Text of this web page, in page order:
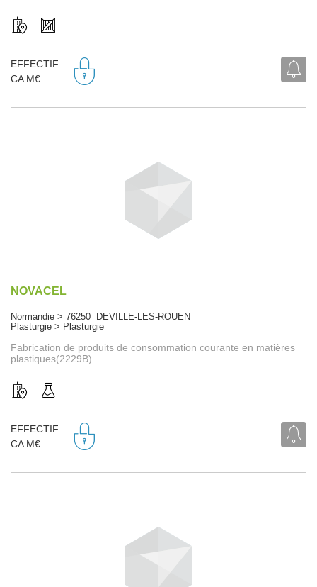
EFFECTIF
CA M€
NOVACEL
Normandie > 76250 DEVILLE-LES-ROUEN
Plasturgie > Plasturgie
Fabrication de produits de consommation courante en matières
plastiques(2229B)
EFFECTIF
CA M€